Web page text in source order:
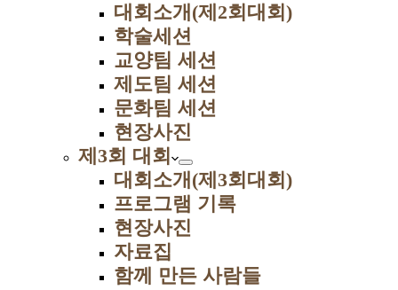
대회소개(제2회대회)
학술세션
교양팀 세션
제도팀 세션
문화팀 세션
현장사진
제3회 대회
대회소개(제3회대회)
프로그램 기록
현장사진
자료집
함께 만든 사람들